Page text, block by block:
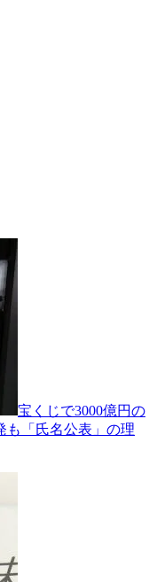
宝くじで3000億円の
「氏名公表」の理